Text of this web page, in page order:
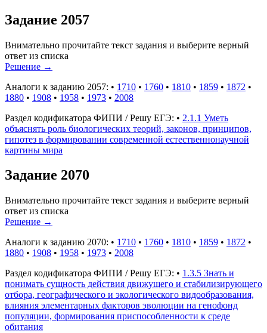
Задание 2057
Внимательно прочитайте текст задания и выберите верный
ответ из списка
Решение →
Аналоги к заданию 2057: • 1710 • 1760 • 1810 • 1859 • 1872 •
1880 • 1908 • 1958 • 1973 • 2008
Раздел кодификатора ФИПИ / Решу ЕГЭ: • 2.1.1 Уметь
объяснять роль биологических теорий, законов, принципов,
гипотез в формировании современной естественнонаучной
картины мира
Задание 2070
Внимательно прочитайте текст задания и выберите верный
ответ из списка
Решение →
Аналоги к заданию 2070: • 1710 • 1760 • 1810 • 1859 • 1872 •
1880 • 1908 • 1958 • 1973 • 2008
Раздел кодификатора ФИПИ / Решу ЕГЭ: • 1.3.5 Знать и
понимать сущность действия движущего и стабилизирующего
отбора, географического и экологического видообразования,
влияния элементарных факторов эволюции на генофонд
популяции, формирования приспособленности к среде
обитания